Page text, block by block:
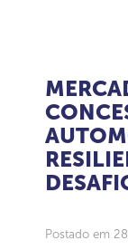
Postado em